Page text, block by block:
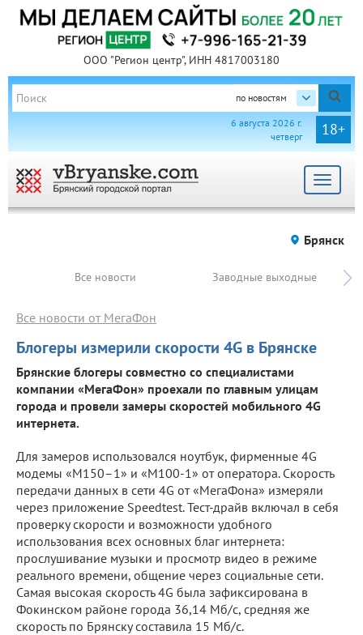
ООО "Регион центр", ИНН 4817003180
по новостям
18+
6 августа 2026 г.
четверг
Toggle
Брянск
Все новости Заводные выходные
Блогеры измерили скорости 4G в Брянске
Все новости от МегаФон
Брянские блогеры совместно со специалистами
компании «МегаФон» проехали по главным улицам
города и провели замеры скоростей мобильного 4G
интернета.
Для замеров использовался ноутбук, фирменные 4G
модемы «М150–1» и «М100-1» от оператора. Скорость
передачи данных в сети 4G от «МегаФона» измеряли
через приложение Speedtest. Тест-драйв включал в себя
проверку скорости и возможности удобного
использования всех основных благ интернета:
прослушивание музыки и просмотр видео в режиме
реального времени, общение через социальные сети.
Самая высокая скорость 4G была зафиксирована в
Фокинском районе города 36,14 Мб/с, средняя же
скорость по Брянску составила 15 Мб/с.